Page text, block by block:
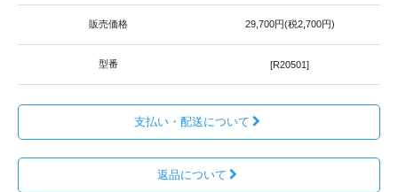
販売価格 29,700円(税2,700円)
型番 [R20501]
支払い・配送について
返品について